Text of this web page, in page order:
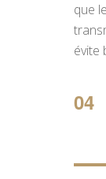
que
évite